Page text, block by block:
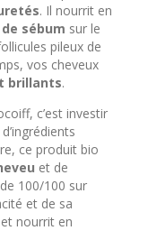
. Il nourrit en
sébum sur le
pileux de
vos cheveux
brillants.
c’est investir
ce produit bio
et de
100/100 sur
et de sa
nourrit en